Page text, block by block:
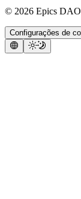
© 2026 Epics DAO
Configurações de